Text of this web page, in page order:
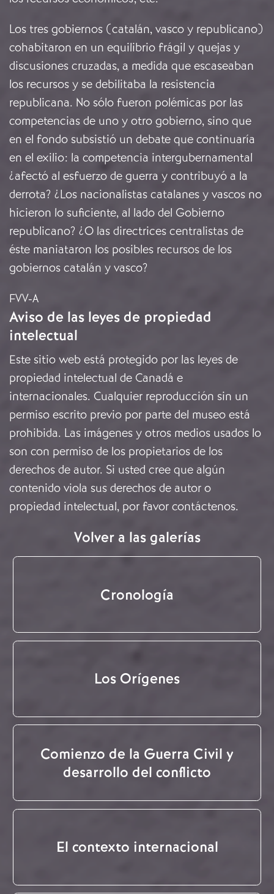
Los tres gobiernos (catalán, vasco y republicano)
cohabitaron en un equilibrio frágil y quejas y
discusiones cruzadas, a medida que escaseaban
los recursos y se debilitaba la resistencia
republicana. No sólo fueron polémicas por las
competencias de uno y otro gobierno, sino que
en el fondo subsistió un debate que continuaría
en el exilio: la competencia intergubernamental
¿afectó al esfuerzo de guerra y contribuyó a la
derrota? ¿Los nacionalistas catalanes y vascos no
hicieron lo suficiente, al lado del Gobierno
republicano? ¿O las directrices centralistas de
éste maniataron los posibles recursos de los
gobiernos catalán y vasco?
FVV-A
Aviso de las leyes de propiedad
intelectual
Este sitio web está protegido por las leyes de
propiedad intelectual de Canadá e
internacionales. Cualquier reproducción sin un
permiso escrito previo por parte del museo está
prohibida. Las imágenes y otros medios usados lo
son con permiso de los propietarios de los
derechos de autor. Si usted cree que algún
contenido viola sus derechos de autor o
propiedad intelectual, por favor contáctenos.
Volver a las galerías
Cronología
Los Orígenes
Comienzo de la Guerra Civil y
desarrollo del conflicto
El contexto internacional